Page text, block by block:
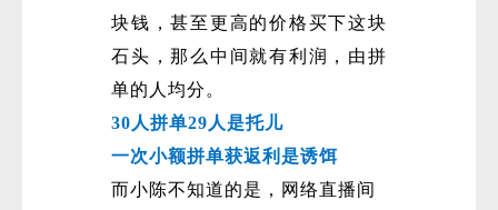
块钱，甚至更高的价格买下这块
石头，那么中间就有利润，由拼
单的人均分。
30人拼单29人是托儿
一次小额拼单获返利是诱饵
而小陈不知道的是，网络直播间